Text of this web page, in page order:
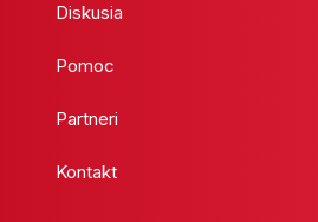
Diskusia
Pomoc
Partneri
Kontakt